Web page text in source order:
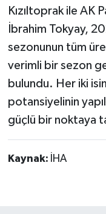
Kızıltoprak ile AK
İbrahim Tokyay,
sezonunun tüm
verimli bir sezon
bulundu. Her iki
potansiyelinin
güçlü bir noktaya
Kaynak: İHA